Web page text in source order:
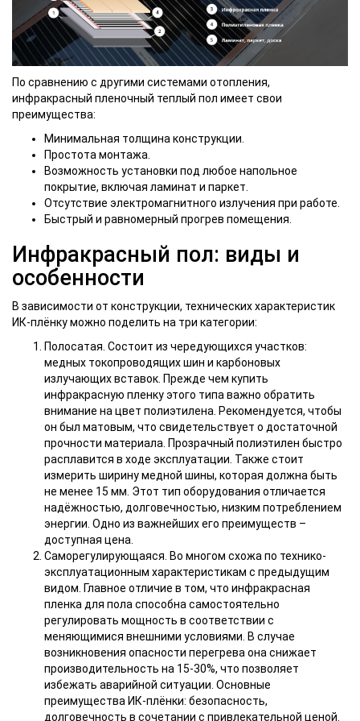
По сравнению с другими системами отопления,
инфракрасный пленочный теплый пол имеет свои
преимущества:
Минимальная толщина конструкции.
Простота монтажа.
Возможность установки под любое напольное
покрытие, включая ламинат и паркет.
Отсутствие электромагнитного излучения при работе.
Быстрый и равномерный прогрев помещения.
Инфракрасный пол: виды и
особенности
В зависимости от конструкции, технических характеристик
ИК-плёнку можно поделить на три категории:
Полосатая. Состоит из чередующихся участков:
медных токопроводящих шин и карбоновых
излучающих вставок. Прежде чем купить
инфракрасную пленку этого типа важно обратить
внимание на цвет полиэтилена. Рекомендуется, чтобы
он был матовым, что свидетельствует о достаточной
прочности материала. Прозрачный полиэтилен быстро
расплавится в ходе эксплуатации. Также стоит
измерить ширину медной шины, которая должна быть
не менее 15 мм. Этот тип оборудования отличается
надёжностью, долговечностью, низким потреблением
энергии. Одно из важнейших его преимуществ –
доступная цена.
Саморегулирующаяся. Во многом схожа по технико-
эксплуатационным характеристикам с предыдущим
видом. Главное отличие в том, что инфракрасная
пленка для пола способна самостоятельно
регулировать мощность в соответствии с
меняющимися внешними условиями. В случае
возникновения опасности перегрева она снижает
производительность на 15-30%, что позволяет
избежать аварийной ситуации. Основные
преимущества ИК-плёнки: безопасность,
долговечность в сочетании с привлекательной ценой.